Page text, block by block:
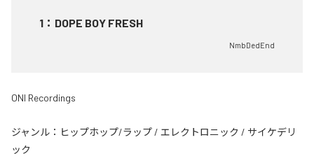
1 ： DOPE BOY FRESH
NmbDedEnd
ONI Recordings
ジャンル： ヒップホップ/ラップ / エレクトロニック / サイケデリ
ック